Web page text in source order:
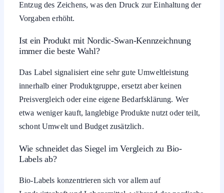
Entzug des Zeichens, was den Druck zur Einhaltung der
Vorgaben erhöht.
Ist ein Produkt mit Nordic-Swan-Kennzeichnung
immer die beste Wahl?
Das Label signalisiert eine sehr gute Umweltleistung
innerhalb einer Produktgruppe, ersetzt aber keinen
Preisvergleich oder eine eigene Bedarfsklärung. Wer
etwa weniger kauft, langlebige Produkte nutzt oder teilt,
schont Umwelt und Budget zusätzlich.
Wie schneidet das Siegel im Vergleich zu Bio-
Labels ab?
Bio-Labels konzentrieren sich vor allem auf